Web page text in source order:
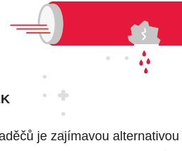
je zajímavou